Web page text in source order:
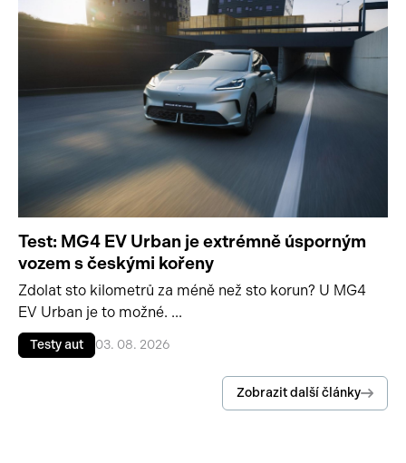
Test: MG4 EV Urban je extrémně úsporným
vozem s českými kořeny
Zdolat sto kilometrů za méně než sto korun? U MG4
EV Urban je to možné. ...
Testy aut 03. 08. 2026
Zobrazit další články